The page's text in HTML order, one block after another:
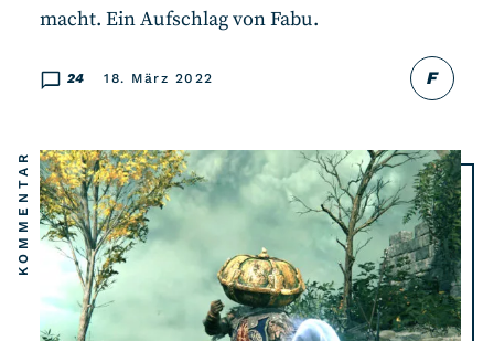
F
24 18. März 2022
macht. Ein Aufschlag von Fabu.
KOMMENTAR